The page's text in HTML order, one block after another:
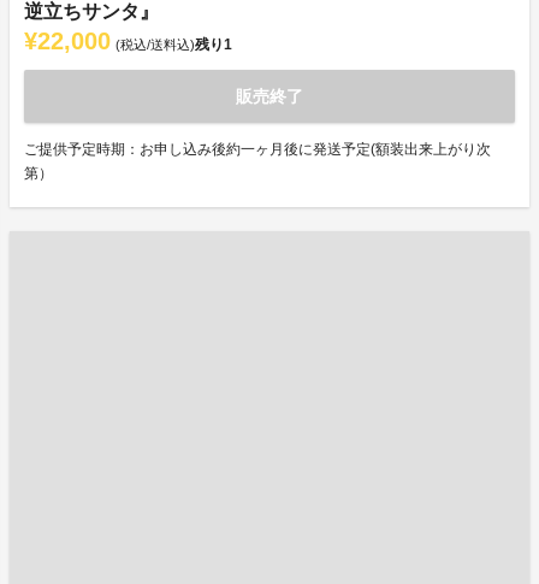
逆立ちサンタ』
¥22,000 (税込/送料込)残り1
販売終了
ご提供予定時期：お申し込み後約一ヶ月後に発送予定(額装出来上がり次
第）